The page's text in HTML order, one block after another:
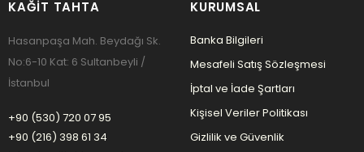
KAĞIT TAHTA
Hasanpaşa Mah. Beydağı Sk.
No:6-10 Kat: 6 Sultanbeyli /
İstanbul
+90 (530) 720 07 95
+90 (216) 398 61 34
KURUMSAL
Banka Bilgileri
Mesafeli Satış Sözleşmesi
İptal ve İade Şartları
Kişisel Veriler Politikası
Gizlilik ve Güvenlik